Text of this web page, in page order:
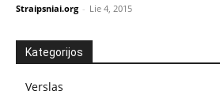
Straipsniai.org - Lie 4, 2015
Kategorijos
Verslas